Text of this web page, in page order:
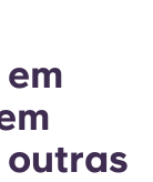
outras